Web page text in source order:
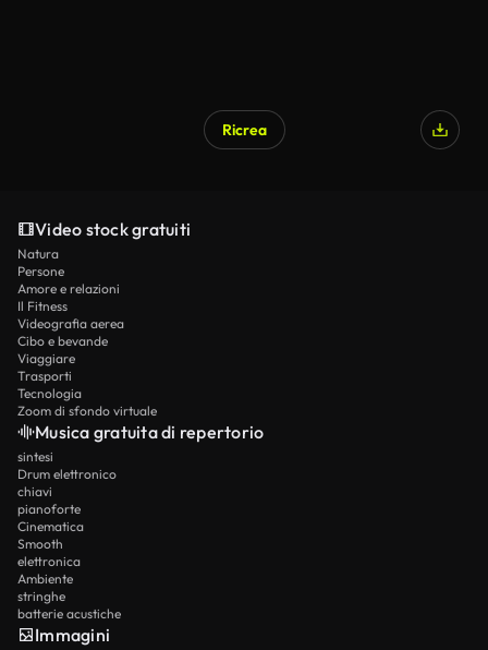
Ricrea
Video stock gratuiti
Natura
Persone
Amore e relazioni
Il Fitness
Videografia aerea
Cibo e bevande
Viaggiare
Trasporti
Tecnologia
Zoom di sfondo virtuale
Musica gratuita di repertorio
sintesi
Drum elettronico
chiavi
pianoforte
Cinematica
Smooth
elettronica
Ambiente
stringhe
batterie acustiche
Immagini